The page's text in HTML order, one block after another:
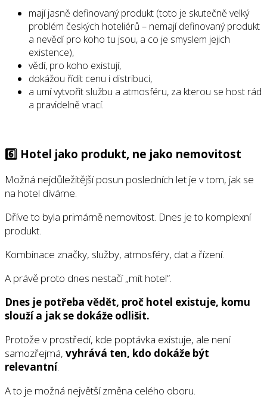
mají jasně definovaný produkt (toto je skutečně velký
problém českých hoteliérů – nemají definovaný produkt
a nevědí pro koho tu jsou, a co je smyslem jejich
existence),
vědí, pro koho existují,
dokážou řídit cenu i distribuci,
a umí vytvořit službu a atmosféru, za kterou se host rád
a pravidelně vrací.
6️⃣ Hotel jako produkt, ne jako nemovitost
Možná nejdůležitější posun posledních let je v tom, jak se
na hotel díváme.
Dříve to byla primárně nemovitost. Dnes je to komplexní
produkt.
Kombinace značky, služby, atmosféry, dat a řízení.
A právě proto dnes nestačí „mít hotel“.
Dnes je potřeba vědět, proč hotel existuje, komu
slouží a jak se dokáže odlišit.
Protože v prostředí, kde poptávka existuje, ale není
samozřejmá, vyhrává ten, kdo dokáže být
relevantní.
A to je možná největší změna celého oboru.